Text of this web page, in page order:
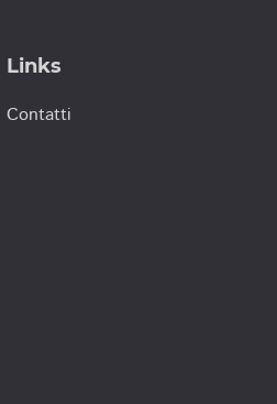
Links
Contatti